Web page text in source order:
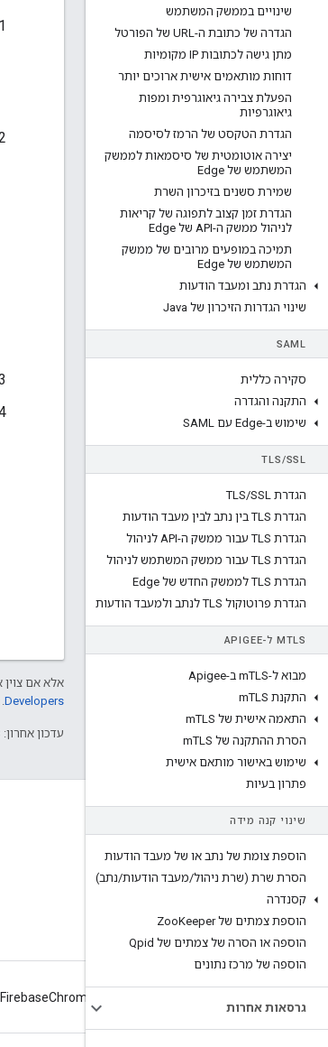
שינויים בממשק המשתמש
הגדרה של כתובת ה-URL של הפורטל
מתן גישה לכתובות IP מקומיות
דוחות מותאמים אישית ארוכים יותר
הפעלת צבירה גיאוגרפית ומפות
גיאוגרפיות
הגדרת הטקסט של הרמז לסיסמה
יצירה אוטומטית של סיסמאות לממשק
המשתמש של Edge
שמירת סשנים בזיכרון השרת
הגדרת זמן קצוב לתפוגה של קריאות
לניהול ממשק ה-API של Edge
תמיכה במופעים מרובים של ממשק
המשתמש של Edge
הגדרת נתב ומעבד הודעות
שינוי הגדרות הזיכרון של Java
SAML
סקירה כללית
התקנה והגדרה
שימוש ב-Edge עם SAML
TLS/SSL
הגדרת TLS /SSL
הגדרת TLS בין נתב לבין מעבד הודעות
הגדרת TLS עבור ממשק ה-API לניהול
הגדרת TLS עבור ממשק המשתמש לניהול
הגדרת TLS לממשק החדש של Edge
הגדרת פרוטוקול TLS לנתב ולמעבד הודעות
MTLS ל-APIGEE
מבוא ל-mTLS ב-Apigee
התקנת m TLS
התאמה אישית של m TLS
הסרת ההתקנה של m TLS
שימוש באישור מותאם אישית
פתרון בעיות
שינוי קנה מידה
הוספת צומת של נתב או של מעבד הודעות
הסרת שרת (שרת ניהול/מעבד הודעות/נתב)
קסנדרה
הוספת צמתים של ZooKeeper
הוספה או הסרה של צמתים של Qpid
הוספה של מרכז נתונים
גרסאות אחרות
אלא אם צוין
Developers‏.‏ Java הוא סימן מסחרי רשום של חברת Oracle ו/או של השותפים העצמאיים שלה.
עדכון אחרון: 2026-02-03 (שעון UTC).
מידע על Apigee
We're part of Google
שותפים
ספרים אלקטרוניים ותשדירי webcast
Chrome
Firebase